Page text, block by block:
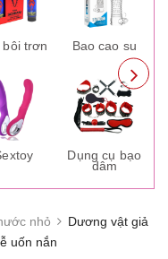
bôi trơn Bao cao su
Dụng cụ bạo
dâm
nhỏ
Dương vật giả
uốn nắn